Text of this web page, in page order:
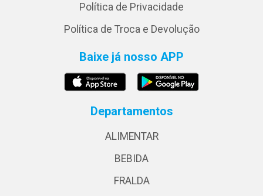
Política de Privacidade
Política de Troca e Devolução
Baixe já nosso APP
Departamentos
ALIMENTAR
BEBIDA
FRALDA